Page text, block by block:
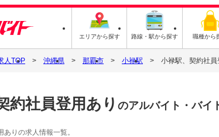
エリアから探す 路線・駅から探す 職種から
人TOP 沖縄県 那覇市 小禄駅 小禄駅、契約社員
約社員登用あり のアルバイト・バイ
りの求人情報一覧。